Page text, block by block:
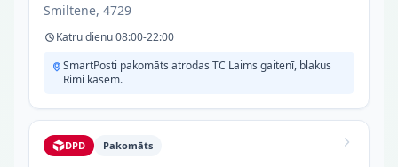
Smiltene, 4729
Katru dienu 08:00-22:00
SmartPosti pakomāts atrodas TC Laims gaitenī, blakus
Rimi kasēm.
DPD Pakomāts